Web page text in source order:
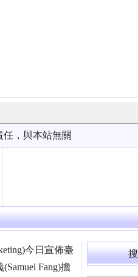
任，與本站無關
今日宣佈臺
Fang)擔